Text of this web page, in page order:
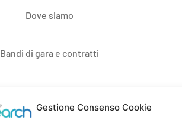
Gestione Consenso Cookie
Dove siamo
Bandi di gara e contratti